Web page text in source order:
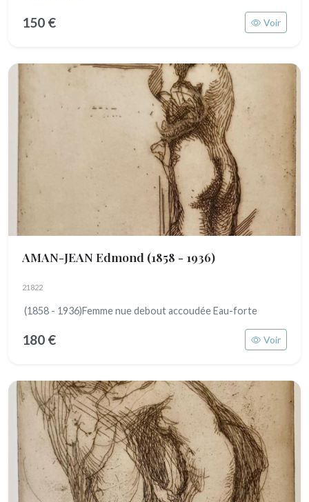
150 € Voir
AMAN-JEAN Edmond (1858 - 1936)
21822
(1858 - 1936)Femme nue debout accoudée Eau-forte
180 € Voir